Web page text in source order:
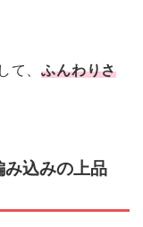
て、ふんわりさ
込みの上品